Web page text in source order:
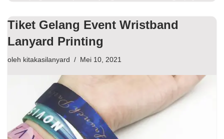
Tiket Gelang Event Wristband
Lanyard Printing
oleh kitakasilanyard Mei 10, 2021